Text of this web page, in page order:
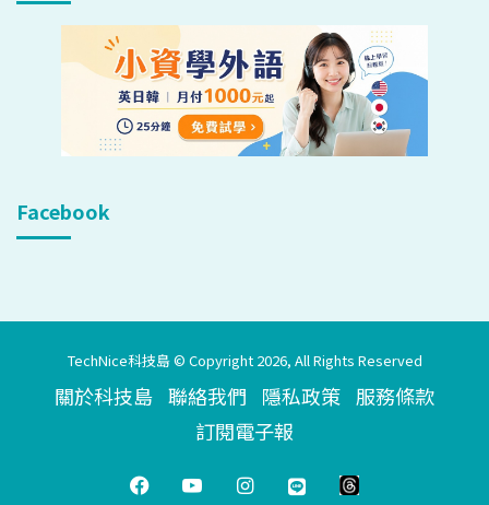
Facebook
TechNice科技島 © Copyright 2026, All Rights Reserved
關於科技島 聯絡我們 隱私政策 服務條款
訂閱電子報